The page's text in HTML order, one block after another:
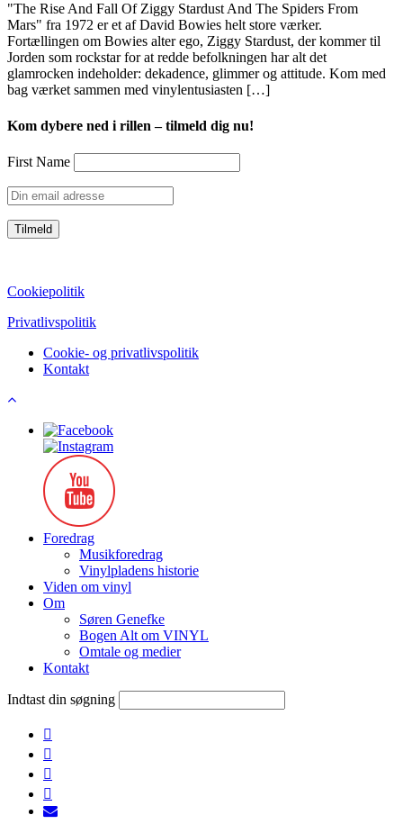
"The Rise And Fall Of Ziggy Stardust And The Spiders From
Mars" fra 1972 er et af David Bowies helt store værker.
Fortællingen om Bowies alter ego, Ziggy Stardust, der kommer til
Jorden som rockstar for at redde befolkningen har alt det
glamrocken indeholder: dekadence, glimmer og attitude. Kom med
bag værket sammen med vinylentusiasten […]
Kom dybere ned i rillen – tilmeld dig nu!
First Name
Cookiepolitik
Privatlivspolitik
Cookie- og privatlivspolitik
Kontakt
Foredrag
Musikforedrag
Vinylpladens historie
Viden om vinyl
Om
Søren Genefke
Bogen Alt om VINYL
Omtale og medier
Kontakt
Indtast din søgning